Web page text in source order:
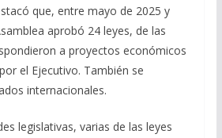
que, entre mayo de 2025 y
aprobó 24 leyes, de las
a proyectos económicos
el Ejecutivo. También se
internacionales.
legislativas, varias de las leyes